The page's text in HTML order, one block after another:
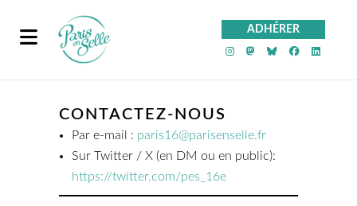
ADHÉRER
PeS sur
PeS sur
PeS sur
PeS
CONTACTEZ-NOUS
Par e‑mail : paris16@parisenselle.fr
Sur Twitter / X (en DM ou en public):
https://twitter.com/pes_16e